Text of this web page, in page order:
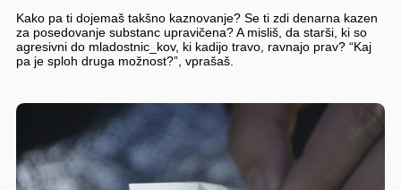
Kako pa ti dojemaš takšno kaznovanje? Se ti zdi denarna kazen
za posedovanje substanc upravičena? A misliš, da starši, ki so
agresivni do mladostnic_kov, ki kadijo travo, ravnajo prav? “Kaj
pa je sploh druga možnost?”, vprašaš.